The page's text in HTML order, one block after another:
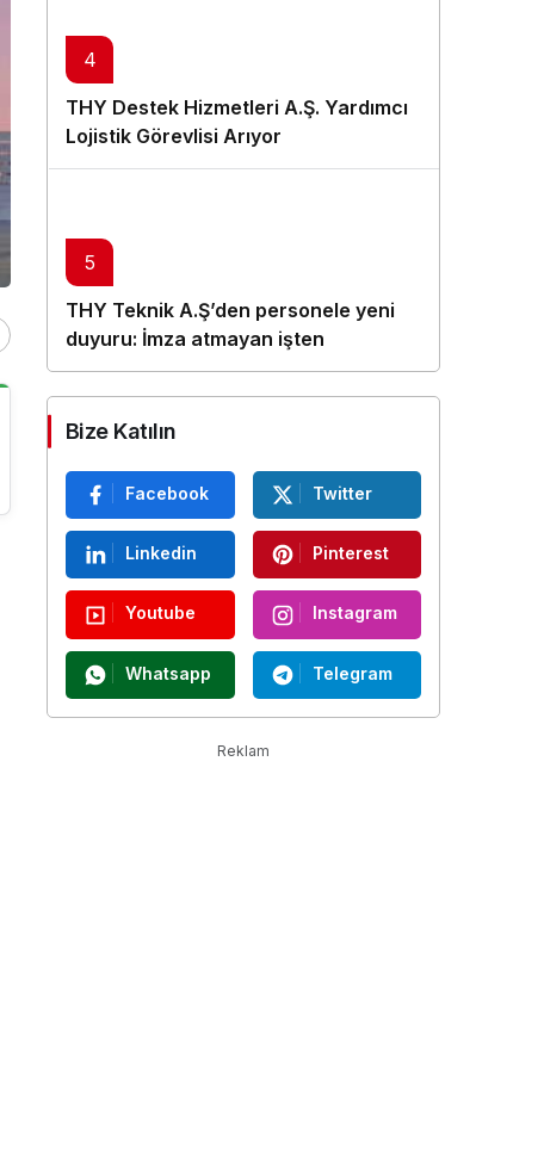
4
THY Destek Hizmetleri A.Ş. Yardımcı
Lojistik Görevlisi Arıyor
5
THY Teknik A.Ş’den personele yeni
duyuru: İmza atmayan işten
çıkarılacak
Bize Katılın
Facebook Twitter
Linkedin Pinterest
Youtube Instagram
Whatsapp Telegram
Reklam